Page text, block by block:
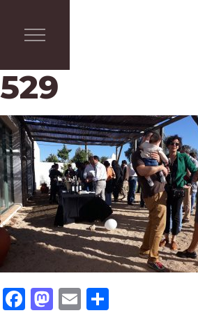
529
Facebook
Mastodon
Email